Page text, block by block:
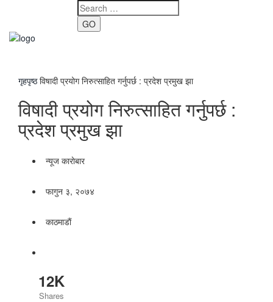
GO
गृहपृष्ठविषादी प्रयोग निरुत्साहित गर्नुपर्छ : प्रदेश प्रमुख झा
विषादी प्रयोग निरुत्साहित गर्नुपर्छ :
प्रदेश प्रमुख झा
न्यूज काराेबार
फागुन ३, २०७४
काठमाडाैं
12K
Shares